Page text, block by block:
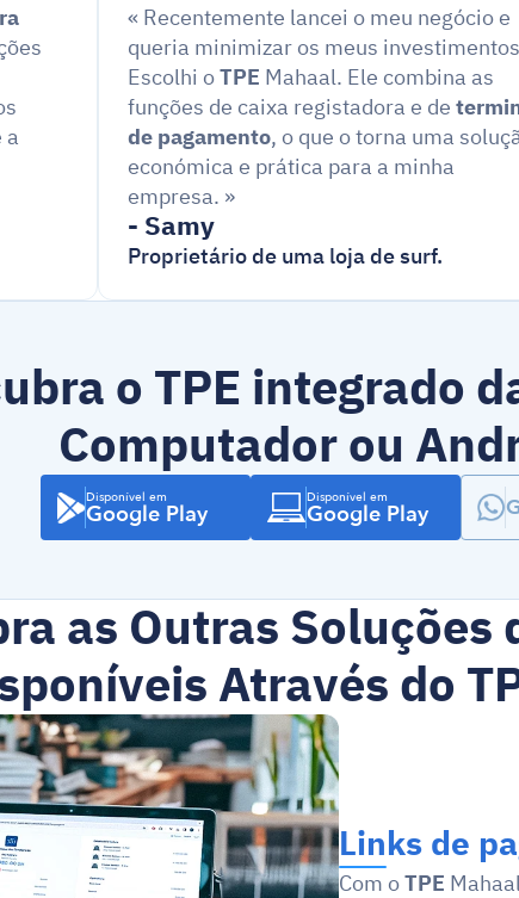
a
« Recentemente lancei o meu negócio e
queria minimizar os meus
Escolhi o TPE Mahaal. Ele combina as
funções de caixa registadora e de
de pagamento, o que o torna uma
económica e prática para a minha
empresa. »
- Samy
Proprietário de uma loja de surf.
o TPE integrado
Computador ou
Disponível em
Google Play
Disponível em
Google Play
as Outras Soluções
Através do
Links de
Com o TPE